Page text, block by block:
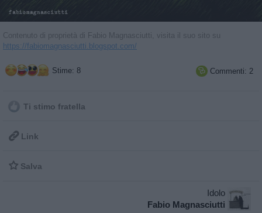
Contenuto di proprietà di Fabio Magnasciutti, visita il suo sito su
https://fabiomagnasciutti.blogspot.com/
Stime: 8  Commenti: 2
Ti stimo fratella
 Link
 Salva
Idolo
Fabio Magnasciutti